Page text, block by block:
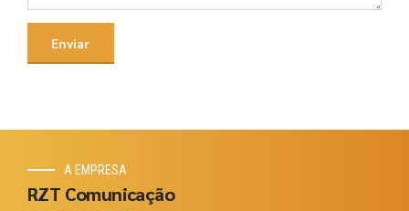
A EMPRESA
RZT Comunicação